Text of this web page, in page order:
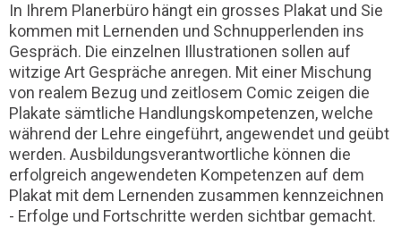
In Ihrem Planerbüro hängt ein grosses Plakat und Sie
kommen mit Lernenden und Schnupperlenden ins
Gespräch. Die einzelnen Illustrationen sollen auf
witzige Art Gespräche anregen. Mit einer Mischung
von realem Bezug und zeitlosem Comic zeigen die
Plakate sämtliche Handlungskompetenzen, welche
während der Lehre eingeführt, angewendet und geübt
werden. Ausbildungsverantwortliche können die
erfolgreich angewendeten Kompetenzen auf dem
Plakat mit dem Lernenden zusammen kennzeichnen
- Erfolge und Fortschritte werden sichtbar gemacht.